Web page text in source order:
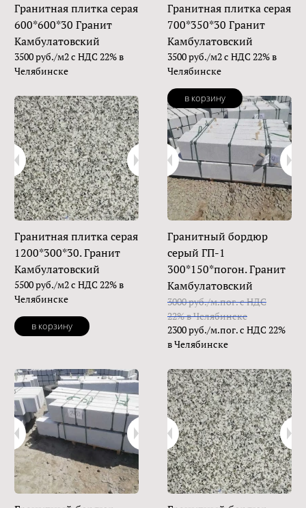
Гранитная плитка серая
600*600*30 Гранит
Камбулатовский
3500 руб./м2 с НДС 22% в
Челябинске
Гранитная плитка серая
700*350*30 Гранит
Камбулатовский
3500 руб./м2 с НДС 22% в
Челябинске
в корзину
Гранитная плитка серая
1200*300*30. Гранит
Камбулатовский
5500 руб./м2 с НДС 22% в
Челябинске
в корзину
Гранитный бордюр
серый ГП-1
300*150*погон. Гранит
Камбулатовский
3000 руб./м.пог. с НДС
22% в Челябинске
2300 руб./м.пог. с НДС 22%
в Челябинске